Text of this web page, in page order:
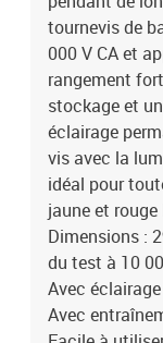
tournevis de
000 V CA et
rangement
stockage et
éclairage
vis avec la
idéal pour
jaune et
Dimensions :
du test à 10
Avec
Avec